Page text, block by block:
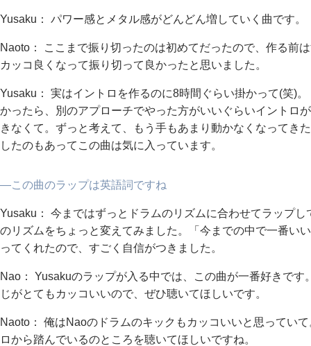
Yusaku： パワー感とメタル感がどんどん増していく曲です。
Naoto： ここまで振り切ったのは初めてだったので、作る前
カッコ良くなって振り切って良かったと思いました。
Yusaku： 実はイントロを作るのに8時間ぐらい掛かって(笑)
かったら、別のアプローチでやった方がいいぐらいイントロ
きなくて。ずっと考えて、もう手もあまり動かなくなってき
したのもあってこの曲は気に入っています。
―この曲のラップは英語詞ですね
Yusaku： 今まではずっとドラムのリズムに合わせてラップ
のリズムをちょっと変えてみました。「今までの中で一番い
ってくれたので、すごく自信がつきました。
Nao： Yusakuのラップが入る中では、この曲が一番好きで
じがとてもカッコいいので、ぜひ聴いてほしいです。
Naoto： 俺はNaoのドラムのキックもカッコいいと思ってい
ロから踏んでいるのところを聴いてほしいですね。